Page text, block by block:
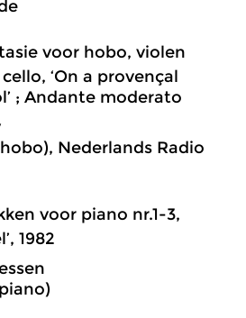
voor hobo, violen
‘On a provençal
; Andante moderato
Nederlands Radio
voor piano nr.1-3,
1982